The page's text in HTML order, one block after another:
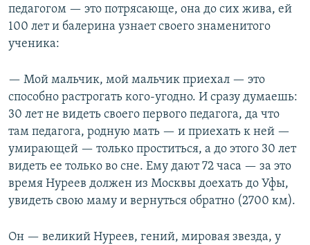
педагогом — это потрясающе, она до сих жива, ей
100 лет и балерина узнает своего знаменитого
ученика:
— Мой мальчик, мой мальчик приехал — это
способно растрогать кого-угодно. И сразу думаешь:
30 лет не видеть своего первого педагога, да что
там педагога, родную мать — и приехать к ней —
умирающей — только проститься, а до этого 30 лет
видеть ее только во сне. Ему дают 72 часа — за это
время Нуреев должен из Москвы доехать до Уфы,
увидеть свою маму и вернуться обратно (2700 км).
Он — великий Нуреев, гений, мировая звезда, у